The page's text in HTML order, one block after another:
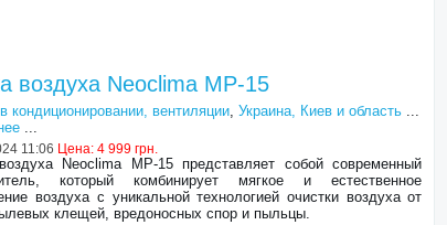
воздуха Neoclima MP-15
кондиционировании, вентиляции,Украина, Киев и область ...
...
11:06 Цена:4 999 грн.
Neoclima MP-15 представляет собой современный
который комбинирует мягкое и естественное
воздуха с уникальной технологией очистки воздуха от
клещей, вредоносных спор и пыльцы.